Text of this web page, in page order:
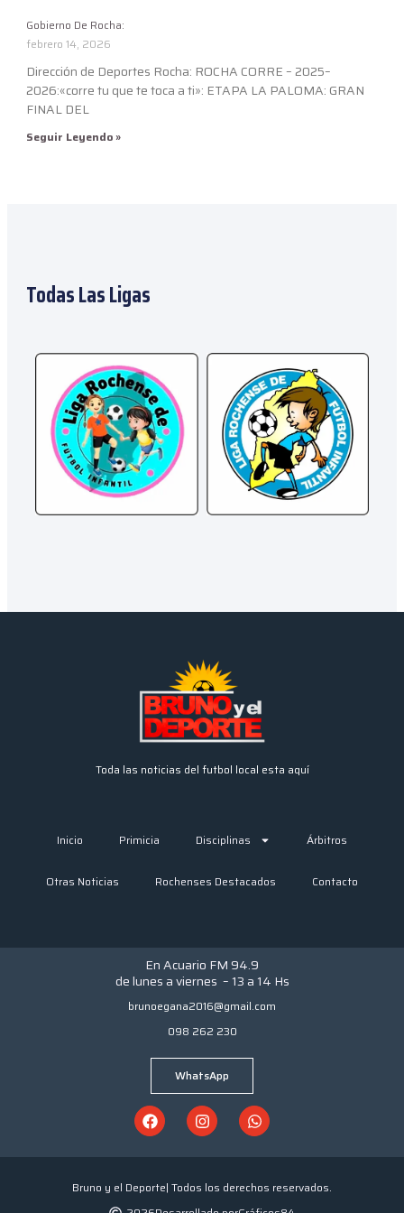
Gobierno De Rocha:
febrero 14, 2026
Dirección de Deportes Rocha: ROCHA CORRE – 2025–
2026:«corre tu que te toca a ti»: ETAPA LA PALOMA: GRAN
FINAL DEL
Seguir Leyendo »
Todas Las Ligas
Toda las noticias del futbol local esta aquí
Inicio Primicia Disciplinas Árbitros
Otras Noticias Rochenses Destacados Contacto
En Acuario FM 94.9
de lunes a viernes – 13 a 14 Hs
brunoegana2016@gmail.com
098 262 230
WhatsApp
F
a
c
b
o
k
I
n
s
a
g
r
a
W
h
a
s
p
p
Bruno y el Deporte| Todos los derechos reservados.